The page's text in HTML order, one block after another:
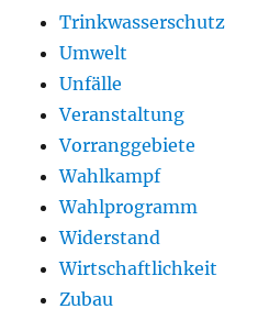
Trinkwasserschutz
Umwelt
Unfälle
Veranstaltung
Vorranggebiete
Wahlkampf
Wahlprogramm
Widerstand
Wirtschaftlichkeit
Zubau